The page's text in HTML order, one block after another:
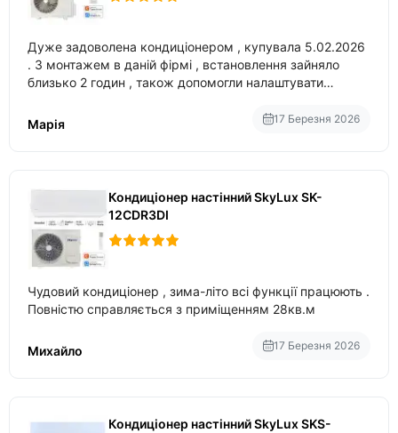
Дуже задоволена кондиціонером , купувала 5.02.2026
. З монтажем в даній фірмі , встановлення зайняло
близько 2 годин , також допомогли налаштувати
Марія
17 Березня 2026
Кондиціонер настінний SkyLux SK-
12CDR3DI
Чудовий кондиціонер , зима-літо всі функції працюють .
Повністю справляється з приміщенням 28кв.м
Михайло 17 Березня 2026
Кондиціонер настінний SkyLux SKS-